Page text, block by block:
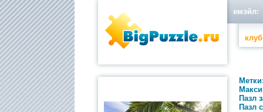
емэйл:
клуб
Пазл
Пазл